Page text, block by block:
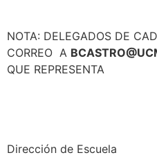
NOTA: DELEGADOS DE
CORREO A
QUE REPRESENTA
Dirección de Escuela